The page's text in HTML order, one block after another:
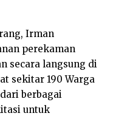
Irman
perekaman
secara langsung di
sekitar 190 Warga
berbagai
untuk